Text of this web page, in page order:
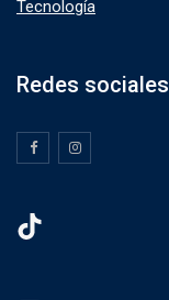
Tecnología
Redes sociales